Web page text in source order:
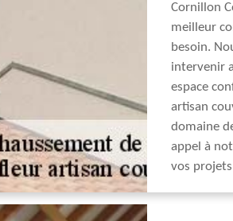
Cornillon
meilleur
besoin.
intervenir
espace
artisan
domaine
appel à
vos